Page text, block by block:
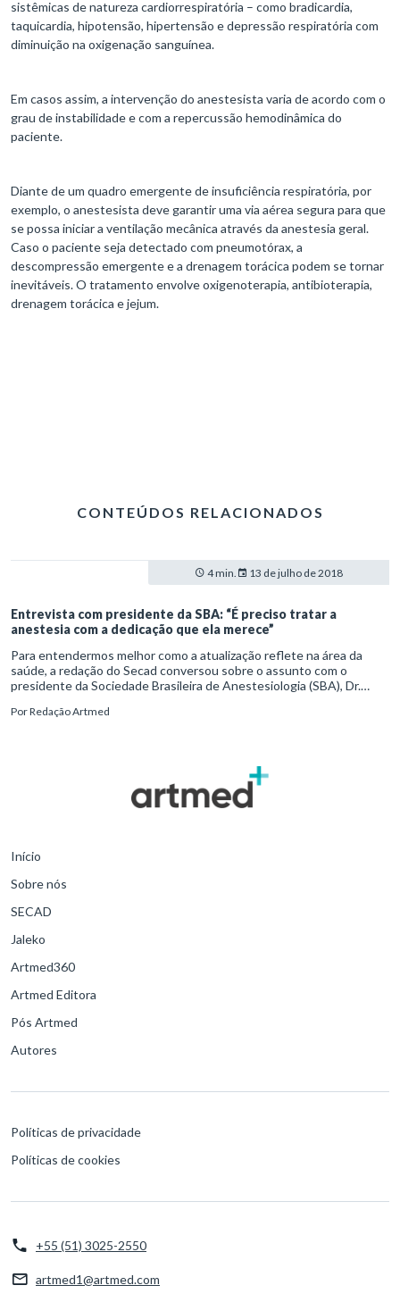
sistêmicas de natureza cardiorrespiratória – como bradicardia,
taquicardia, hipotensão, hipertensão e depressão respiratória com
diminuição na oxigenação sanguínea.
Em casos assim, a intervenção do anestesista varia de acordo com o
grau de instabilidade e com a repercussão hemodinâmica do
paciente.
Diante de um quadro emergente de insuficiência respiratória, por
exemplo, o anestesista deve garantir uma via aérea segura para que
se possa iniciar a ventilação mecânica através da anestesia geral.
Caso o paciente seja detectado com pneumotórax, a
descompressão emergente e a drenagem torácica podem se tornar
inevitáveis. O tratamento envolve oxigenoterapia, antibioterapia,
drenagem torácica e jejum.
CONTEÚDOS RELACIONADOS
4 min. 13 de julho de 2018
Entrevista com presidente da SBA: “É preciso tratar a
anestesia com a dedicação que ela merece”
Para entendermos melhor como a atualização reflete na área da
saúde, a redação do Secad conversou sobre o assunto com o
presidente da Sociedade Brasileira de Anestesiologia (SBA), Dr.
imprescindível para o aprimoramento constante de
PorRedação Artmed
Início
Sobre nós
SECAD
Jaleko
Artmed360
Artmed Editora
Pós Artmed
Autores
Políticas de privacidade
Políticas de cookies
+55 (51) 3025-2550
artmed1@artmed.com